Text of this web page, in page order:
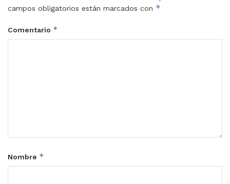
campos obligatorios están marcados con *
Comentario *
Nombre *